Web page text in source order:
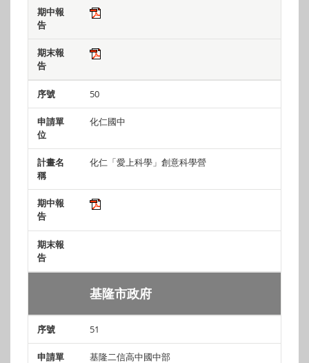
50
化仁國中
化仁「愛上科學」創意科學營
基隆市政府
51
基隆二信高中國中部